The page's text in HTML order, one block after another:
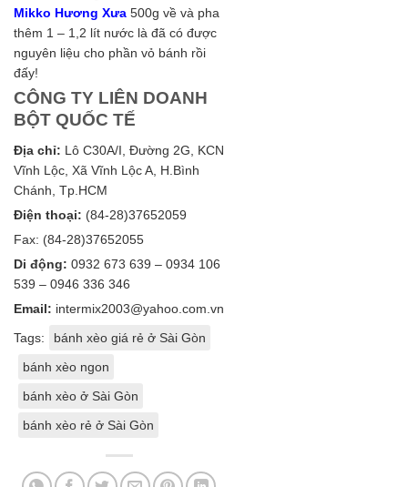
Mikko Hương Xưa 500g về và pha
thêm 1 – 1,2 lít nước là đã có được
nguyên liệu cho phần vỏ bánh rồi
đấy!
CÔNG TY LIÊN DOANH
BỘT QUỐC TẾ
Địa chỉ: Lô C30A/I, Đường 2G, KCN
Vĩnh Lộc, Xã Vĩnh Lộc A, H.Bình
Chánh, Tp.HCM
Điện thoại: (84-28)37652059
Fax: (84-28)37652055
Di động: 0932 673 639 – 0934 106
539 – 0946 336 346
Email: intermix2003@yahoo.com.vn
Tags:
bánh xèo giá rẻ ở Sài Gòn
bánh xèo ngon
bánh xèo ở Sài Gòn
bánh xèo rẻ ở Sài Gòn